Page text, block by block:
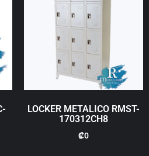
LOCKER METALICO RMST-
170312CH8
₡0